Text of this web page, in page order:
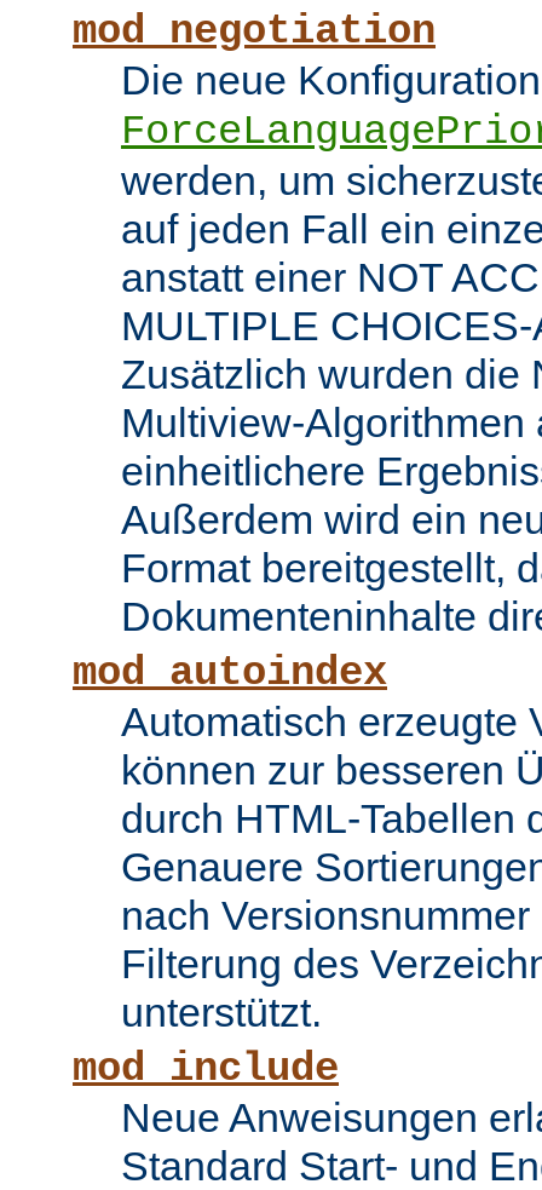
mod_negotiation
Die neue
werden, um
auf jeden Fall ein
anstatt einer NOT
MULTIPLE
Zusätzlich wurden die
Multiview-Algorithmen
einheitlichere
Außerdem wird ein
Format bereitgestellt,
Dokumenteninhalte
mod_autoindex
Automatisch erzeugte
können zur besseren
durch HTML-Tabellen
Genauere
nach
Filterung des
unterstützt.
mod_include
Neue Anweisungen
Standard Start- und